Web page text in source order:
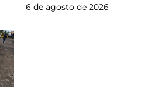
6 de agosto de 2026